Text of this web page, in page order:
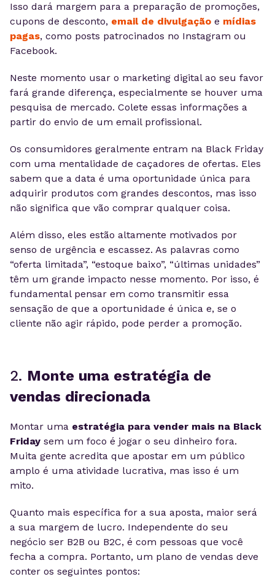
Isso dará margem para a preparação de promoções,
cupons de desconto, email de divulgação e mídias
pagas, como posts patrocinados no Instagram ou
Facebook.
Neste momento usar o marketing digital ao seu favor
fará grande diferença, especialmente se houver uma
pesquisa de mercado. Colete essas informações a
partir do envio de um email profissional.
Os consumidores geralmente entram na Black Friday
com uma mentalidade de caçadores de ofertas. Eles
sabem que a data é uma oportunidade única para
adquirir produtos com grandes descontos, mas isso
não significa que vão comprar qualquer coisa.
Além disso, eles estão altamente motivados por
senso de urgência e escassez. As palavras como
“oferta limitada”, “estoque baixo”, “últimas unidades”
têm um grande impacto nesse momento. Por isso, é
fundamental pensar em como transmitir essa
sensação de que a oportunidade é única e, se o
cliente não agir rápido, pode perder a promoção.
2. Monte uma estratégia de
vendas direcionada
Montar uma estratégia para vender mais na Black
Friday sem um foco é jogar o seu dinheiro fora.
Muita gente acredita que apostar em um público
amplo é uma atividade lucrativa, mas isso é um
mito.
Quanto mais específica for a sua aposta, maior será
a sua margem de lucro. Independente do seu
negócio ser B2B ou B2C, é com pessoas que você
fecha a compra. Portanto, um plano de vendas deve
conter os seguintes pontos: